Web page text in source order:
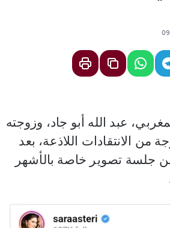
عبد الله أبو جاد، وزوجته
من الانتقادات اللاذعة، بعد
جلسة تصوير خاصة بالأشهر